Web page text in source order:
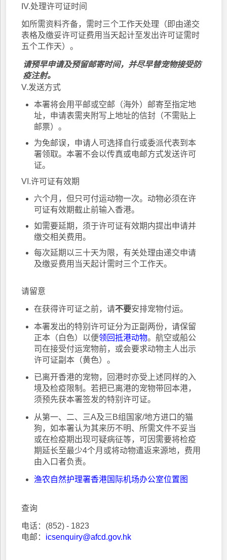
IV.处理许可证时间
如所需资料齐备，需时三个工作天处理（即由递交
表格及缴妥许可证费用当天起计至发出许可证需时
五个工作天）。
请预早申请及预留邮寄时间，并尽早替宠物接受防
疫注射。
V.发送方式
本署将会用平邮或空邮（海外）邮寄至指定地
址，申请表需夹附写上地址的信封（不需贴上
邮票）。
为免邮误，申请人可选择自行或委派代表到本
署领取。本署不会以传真或电邮方式发送许可
证。
VI.许可证有效期
六个月，但只可付运动物一次。动物必须在许
可证有效期截止前输入香港。
如需要延期，须于许可证有效期内提出申请并
缴交相关费用。
每次延期以三十天为限，有关处理由递交申请
及缴妥费用当天起计需时三个工作天。
请留意
在获得许可证之前，请不要安排宠物付运。
本署发出的特别许可证分为正副两份，请保留
正本（白色）以便领回抵港动物。航空或船公
司在接受付运宠物前，或会要求动物主人出示
许可证副本（黄色）。
已离开香港的宠物，回港时亦受上述同样的入
境及检疫限制。若把已离港的宠物带回本港，
须预先获本署签发的特别许可证。
从第一、二、三A及三B组国家/地方进口的猫
狗，如本署认为其来历不明、所需文件不妥当
或在检疫期出现可疑病征等，可因需要将检疫
期延长至最少4个月或将动物遣返来源地，费用
由入口者负责。
渔农自然护理署香港国际机场办公室位置图
查询
电话：(852) - 1823
电邮： icsenquiry@afcd.gov.hk